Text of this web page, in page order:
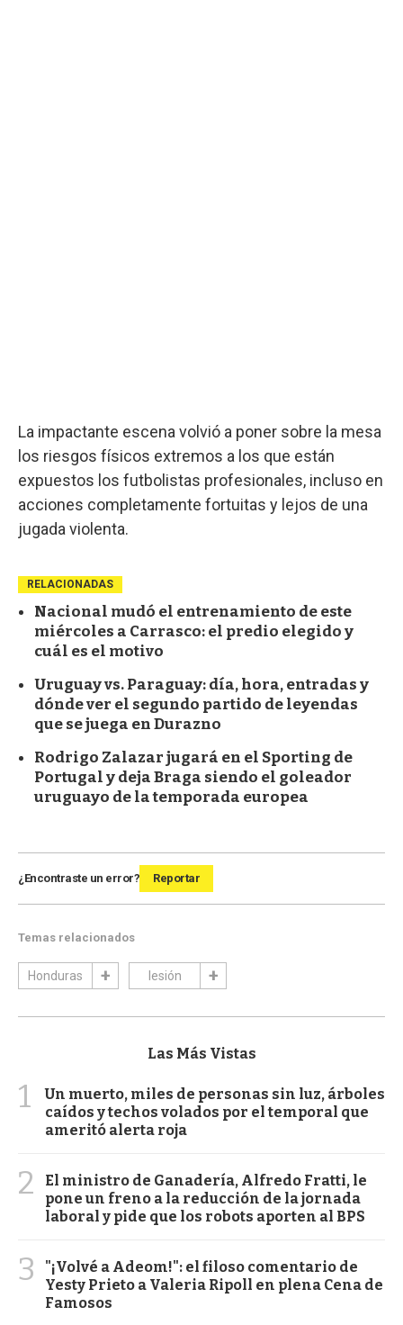
La impactante escena volvió a poner sobre la mesa
los riesgos físicos extremos a los que están
expuestos los futbolistas profesionales, incluso en
acciones completamente fortuitas y lejos de una
jugada violenta.
RELACIONADAS
Nacional mudó el entrenamiento de este
miércoles a Carrasco: el predio elegido y
cuál es el motivo
Uruguay vs. Paraguay: día, hora, entradas y
dónde ver el segundo partido de leyendas
que se juega en Durazno
Rodrigo Zalazar jugará en el Sporting de
Portugal y deja Braga siendo el goleador
uruguayo de la temporada europea
¿Encontraste un error? Reportar
Temas relacionados
Honduras lesión
Las Más Vistas
1
Un muerto, miles de personas sin luz, árboles
caídos y techos volados por el temporal que
ameritó alerta roja
2
El ministro de Ganadería, Alfredo Fratti, le
pone un freno a la reducción de la jornada
laboral y pide que los robots aporten al BPS
3
"¡Volvé a Adeom!": el filoso comentario de
Yesty Prieto a Valeria Ripoll en plena Cena de
Famosos